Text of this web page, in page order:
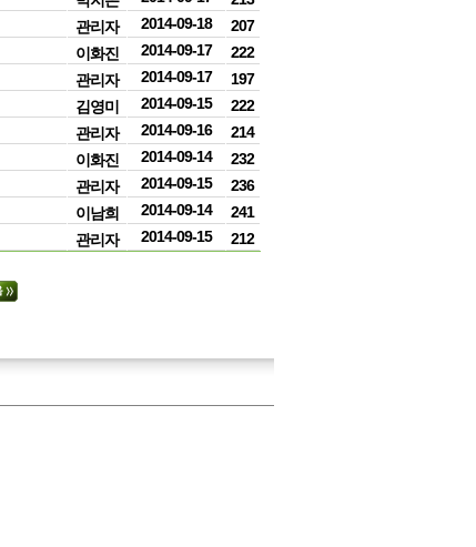
관리자 2014-09-18
207
이화진 2014-09-17
222
관리자 2014-09-17
197
김영미 2014-09-15
222
관리자 2014-09-16
214
이화진 2014-09-14
232
관리자 2014-09-15
236
이남희 2014-09-14
241
관리자 2014-09-15 212